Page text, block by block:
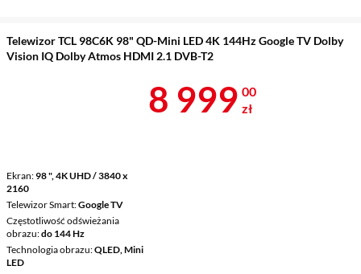
Telewizor TCL 98C6K 98" QD-Mini LED 4K 144Hz Google TV Dolby
Vision IQ Dolby Atmos HDMI 2.1 DVB-T2
Ekran 98 ", 4K UHD / 3840 x
2160
Telewizor Smart Google TV
Częstotliwość odświeżania
obrazu do 144 Hz
Technologia obrazu QLED, Mini
LED
Cena 8 999 zł
8 999 00
zł